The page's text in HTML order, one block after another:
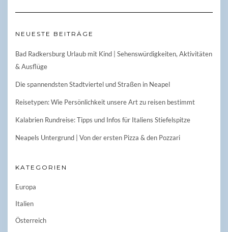
NEUESTE BEITRÄGE
Bad Radkersburg Urlaub mit Kind | Sehenswürdigkeiten, Aktivitäten
& Ausflüge
Die spannendsten Stadtviertel und Straßen in Neapel
Reisetypen: Wie Persönlichkeit unsere Art zu reisen bestimmt
Kalabrien Rundreise: Tipps und Infos für Italiens Stiefelspitze
Neapels Untergrund | Von der ersten Pizza & den Pozzari
KATEGORIEN
Europa
Italien
Österreich